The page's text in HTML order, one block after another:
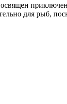
для рыб,